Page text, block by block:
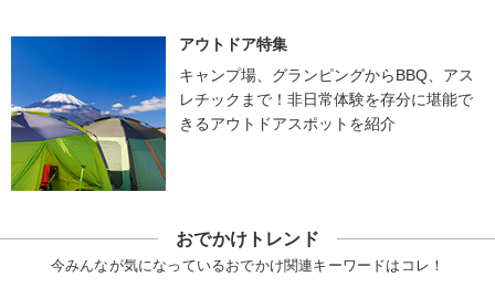
アウトドア特集
キャンプ場、グランピングからBBQ、アス
レチックまで！非日常体験を存分に堪能で
きるアウトドアスポットを紹介
おでかけトレンド
今みんなが気になっているおでかけ関連キーワードはコレ！